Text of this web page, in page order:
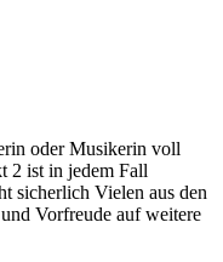
oder Musikerin voll
2 ist in jedem Fall
sicherlich Vielen aus den
Vorfreude auf weitere